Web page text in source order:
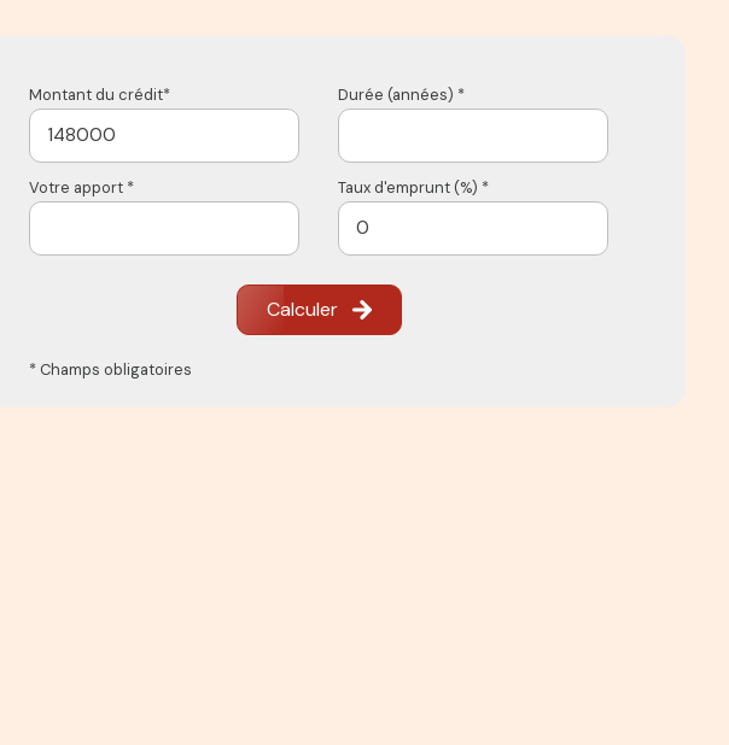
Montant du crédit* Durée (années) *
Votre apport * Taux d'emprunt (%) *
Calculer
* Champs obligatoires